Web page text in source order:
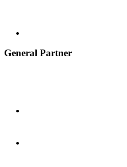
General Partner